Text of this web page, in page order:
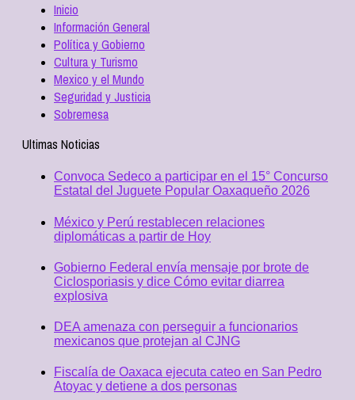
Inicio
Información General
Política y Gobierno
Cultura y Turismo
Mexico y el Mundo
Seguridad y Justicia
Sobremesa
Ultimas Noticias
Convoca Sedeco a participar en el 15° Concurso
Estatal del Juguete Popular Oaxaqueño 2026
México y Perú restablecen relaciones
diplomáticas a partir de Hoy
Gobierno Federal envía mensaje por brote de
Ciclosporiasis y dice Cómo evitar diarrea
explosiva
DEA amenaza con perseguir a funcionarios
mexicanos que protejan al CJNG
Fiscalía de Oaxaca ejecuta cateo en San Pedro
Atoyac y detiene a dos personas